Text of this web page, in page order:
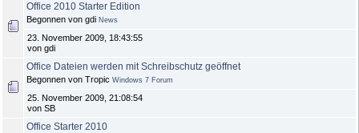
Office 2010 Starter Edition
Begonnen von gdi News
23. November 2009, 18:43:55
von gdi
Office Dateien werden mit Schreibschutz geöffnet
Begonnen von Tropic Windows 7 Forum
25. November 2009, 21:08:54
von SB
Office Starter 2010